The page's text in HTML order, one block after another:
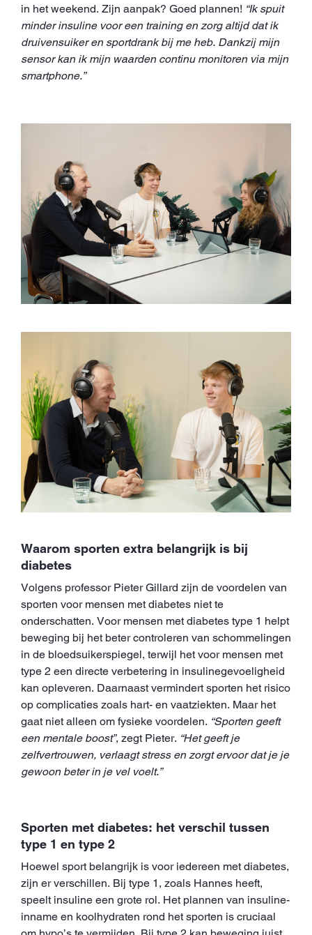
in het weekend. Zijn aanpak? Goed plannen! “Ik spuit
minder insuline voor een training en zorg altijd dat ik
druivensuiker en sportdrank bij me heb. Dankzij mijn
sensor kan ik mijn waarden continu monitoren via mijn
smartphone.”
Waarom sporten extra belangrijk is bij
diabetes
Volgens professor Pieter Gillard zijn de voordelen van
sporten voor mensen met diabetes niet te
onderschatten. Voor mensen met diabetes type 1 helpt
beweging bij het beter controleren van schommelingen
in de bloedsuikerspiegel, terwijl het voor mensen met
type 2 een directe verbetering in insulinegevoeligheid
kan opleveren. Daarnaast vermindert sporten het risico
op complicaties zoals hart- en vaatziekten. Maar het
gaat niet alleen om fysieke voordelen. “Sporten geeft
een mentale boost”, zegt Pieter. “Het geeft je
zelfvertrouwen, verlaagt stress en zorgt ervoor dat je je
gewoon beter in je vel voelt.”
Sporten met diabetes: het verschil tussen
type 1 en type 2
Hoewel sport belangrijk is voor iedereen met diabetes,
zijn er verschillen. Bij type 1, zoals Hannes heeft,
speelt insuline een grote rol. Het plannen van insuline-
inname en koolhydraten rond het sporten is cruciaal